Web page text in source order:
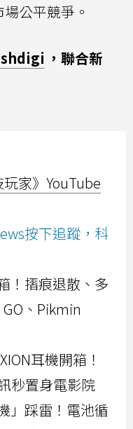
公平競爭。
，聯合新
家》YouTube
按下追蹤，科
！摺痕退散、多
、Pikmin
耳機開箱！
秒置身電影院
」踩雷！電池循